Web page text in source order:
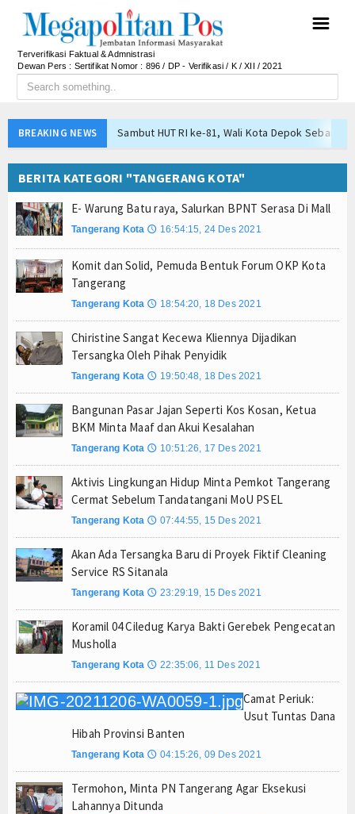
☰
Terverifikasi Faktual & Admnistrasi
Dewan Pers : Sertifikat Nomor : 896 / DP - Verifikasi / K / XII / 2021
BREAKING NEWS
Sambut HUT RI ke-81, Wali Kota Depok Sebar
Yayasan Kreshna dan RS Husada Jakarta Resmi
Menteri UMKM Dorong APPI Perkuat Pasar
Kaji Tiru ke Bantul, Pemkab Barito Utara Dalami
Operasi Laut Gabungan Sita 1,3 Ton Ketamine,
Pramono Anung Dukung Kolaborasi Bank
Sambut HUT RI ke-81, Wali Kota Depok Sebar
Bukan Sekadar Sponsor, Bank Jakarta Bangun
Yayasan Kreshna dan RS Husada Jakarta Resmi
Menteri UMKM Dorong APPI Perkuat Pasar
Bupati Barito Utara Hadiri Rakor Pemerintahan
Kaji Tiru ke Bantul, Pemkab Barito Utara Dalami
Operasi Laut Gabungan Sita 1,3 Ton Ketamine,
Pramono Anung Dukung Kolaborasi Bank
Bukan Sekadar Sponsor, Bank Jakarta Bangun
Yayasan Kreshna dan RS Husada Jakarta Resmi
Bupati Lepas Kontingen Barito Utara Ikuti
Menteri UMKM Dorong APPI Perkuat Pasar
Kaji Tiru ke Bantul, Pemkab Barito Utara Dalami
Pramono Anung Dukung Kolaborasi Bank
BERITA KATEGORI "TANGERANG KOTA"
E- Warung Batu raya, Salurkan BPNT Serasa Di Mall
Tangerang Kota 🕔 16:54:15, 24 Des 2021
Komit dan Solid, Pemuda Bentuk Forum OKP Kota
Tangerang
Tangerang Kota 🕔 18:54:20, 18 Des 2021
Chiristine Sangat Kecewa Kliennya Dijadikan
Tersangka Oleh Pihak Penyidik
Tangerang Kota 🕔 19:50:48, 18 Des 2021
Bangunan Pasar Jajan Seperti Kos Kosan, Ketua
BKM Minta Maaf dan Akui Kesalahan
Tangerang Kota 🕔 10:51:26, 17 Des 2021
Aktivis Lingkungan Hidup Minta Pemkot Tangerang
Cermat Sebelum Tandatangani MoU PSEL
Tangerang Kota 🕔 07:44:55, 15 Des 2021
Akan Ada Tersangka Baru di Proyek Fiktif Cleaning
Service RS Sitanala
Tangerang Kota 🕔 23:29:19, 15 Des 2021
Koramil 04 Ciledug Karya Bakti Gerebek Pengecatan
Musholla
Tangerang Kota 🕔 22:35:06, 11 Des 2021
Camat Periuk:
Usut Tuntas Dana
Hibah Provinsi Banten
Tangerang Kota 🕔 04:15:26, 09 Des 2021
Termohon, Minta PN Tangerang Agar Eksekusi
Lahannya Ditunda